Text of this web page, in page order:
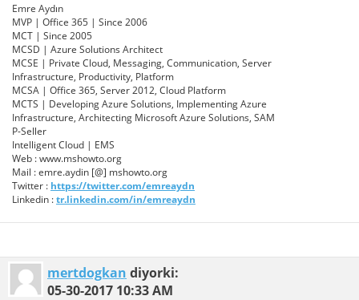
Emre Aydın
MVP | Office 365 | Since 2006
MCT | Since 2005
MCSD | Azure Solutions Architect
MCSE | Private Cloud, Messaging, Communication, Server
Infrastructure, Productivity, Platform
MCSA | Office 365, Server 2012, Cloud Platform
MCTS | Developing Azure Solutions, Implementing Azure
Infrastructure, Architecting Microsoft Azure Solutions, SAM
P-Seller
Intelligent Cloud | EMS
Web : www.mshowto.org
Mail : emre.aydin [@] mshowto.org
Twitter : https://twitter.com/emreaydn
Linkedin :tr.linkedin.com/in/emreaydn
mertdogkan diyorki:
05-30-2017 10:33 AM